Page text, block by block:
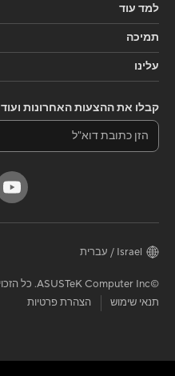
למד עוד
תמיכה
עלינו
קבלו את ההצעות האחרונות ועוד
Israel / עברית
©ASUSTeK Computer Inc. כל הזכויות שמורות.
תנאי שימוש
הצהרת פרטיות